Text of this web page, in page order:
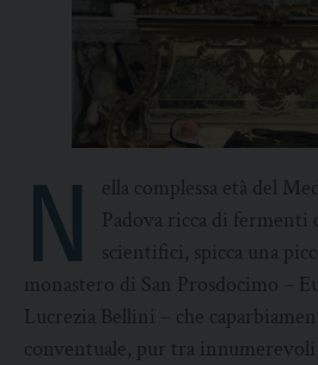
N
ella complessa età del
Padova ricca di fermenti
scientifici, spicca una
monastero di San Prosdocimo –
Lucrezia Bellini – che
conventuale, pur tra